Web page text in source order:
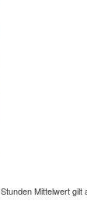
Mittelwert